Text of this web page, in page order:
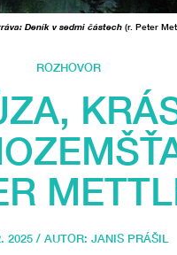
Deník v sedmi částech (r. Peter
ROZHOVOR
2025 / AUTOR: JANIS PRÁŠIL